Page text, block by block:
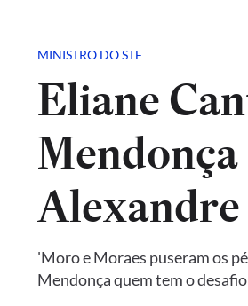
MINISTRO DO STF
Eliane
'Moro e Moraes puseram os
Mendonça quem tem o